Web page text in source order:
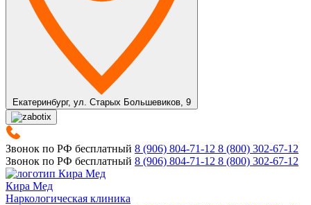
Екатеринбург, ул. Старых Большевиков, 9
Звонок по РФ бесплатный 8 (906) 804-71-12 8 (800) 302-67-12
Звонок по РФ бесплатный 8 (906) 804-71-12 8 (800) 302-67-12
Кира Мед
Наркологическая клиника